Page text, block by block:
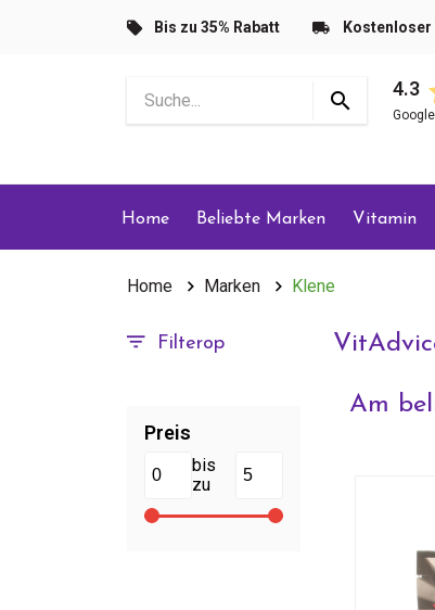
Bis zu 35% Rabatt Kostenloser
4.3
Home Beliebte Marken Vitamin
Home Marken Klene
Filterop
Preis
bis
zu
Am